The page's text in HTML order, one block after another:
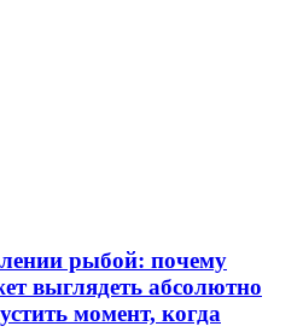
рыбой: почему
выглядеть абсолютно
момент, когда